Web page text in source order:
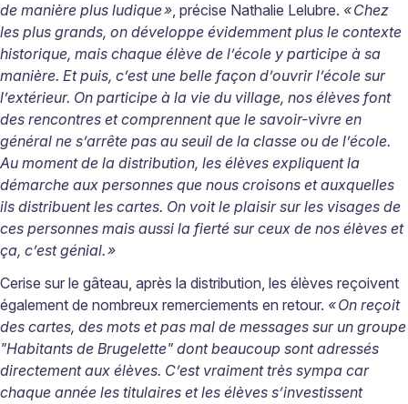
de manière plus ludique», précise Nathalie Lelubre. «Chez
les plus grands, on développe évidemment plus le contexte
historique, mais chaque élève de l’école y participe à sa
manière. Et puis, c’est une belle façon d’ouvrir l’école sur
l’extérieur. On participe à la vie du village, nos élèves font
des rencontres et comprennent que le savoir-vivre en
général ne s’arrête pas au seuil de la classe ou de l’école.
Au moment de la distribution, les élèves expliquent la
démarche aux personnes que nous croisons et auxquelles
ils distribuent les cartes. On voit le plaisir sur les visages de
ces personnes mais aussi la fierté sur ceux de nos élèves et
ça, c’est génial.»
Cerise sur le gâteau, après la distribution, les élèves reçoivent
également de nombreux remerciements en retour. «On reçoit
des cartes, des mots et pas mal de messages sur un groupe
"Habitants de Brugelette" dont beaucoup sont adressés
directement aux élèves. C’est vraiment très sympa car
chaque année les titulaires et les élèves s’investissent